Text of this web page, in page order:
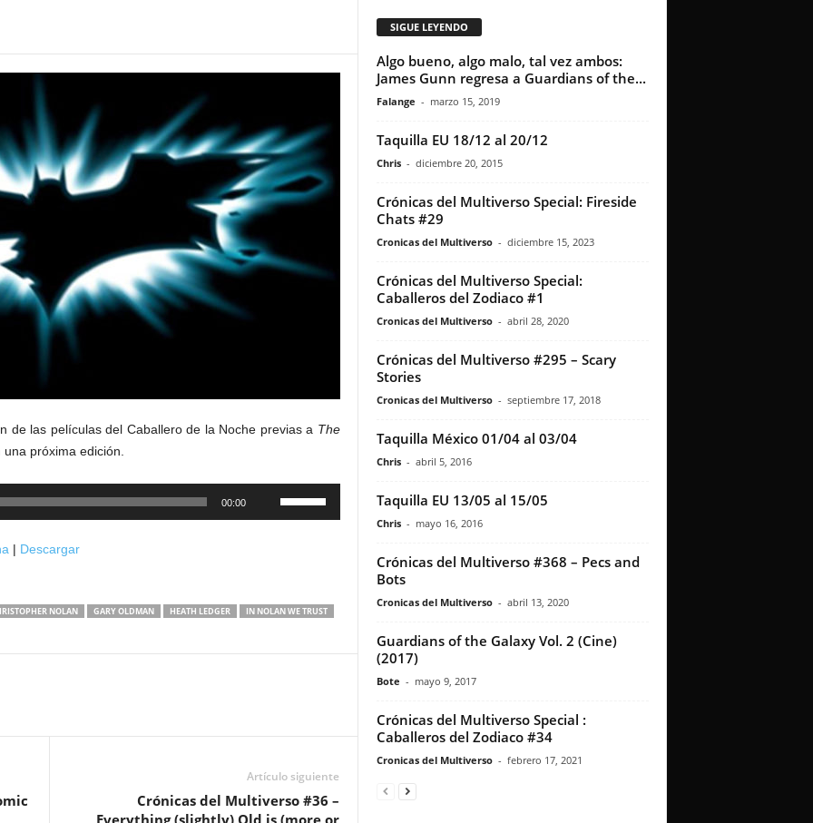
de las películas del Caballero de la Noche previas a The
próxima edición.
00:00
arriba/abajo
volumen.
| Descargar
NOLAN GARY OLDMAN HEATH LEDGER
IN NOLAN WE TRUST
Artículo siguiente
Crónicas del Multiverso #36 –
SIGUE LEYENDO
Algo bueno, algo malo, tal vez ambos:
James Gunn regresa a Guardians of the...
Falange - marzo 15, 2019
Taquilla EU 18/12 al 20/12
Chris - diciembre 20, 2015
Crónicas del Multiverso Special: Fireside
Chats #29
Cronicas del Multiverso - diciembre 15, 2023
Crónicas del Multiverso Special:
Caballeros del Zodiaco #1
Cronicas del Multiverso - abril 28, 2020
Crónicas del Multiverso #295 – Scary
Stories
Cronicas del Multiverso - septiembre 17, 2018
Taquilla México 01/04 al 03/04
Chris - abril 5, 2016
Taquilla EU 13/05 al 15/05
Chris - mayo 16, 2016
Crónicas del Multiverso #368 – Pecs and
Bots
Cronicas del Multiverso - abril 13, 2020
Guardians of the Galaxy Vol. 2 (Cine)
(2017)
Bote - mayo 9, 2017
Crónicas del Multiverso Special :
Caballeros del Zodiaco #34
Cronicas del Multiverso - febrero 17, 2021